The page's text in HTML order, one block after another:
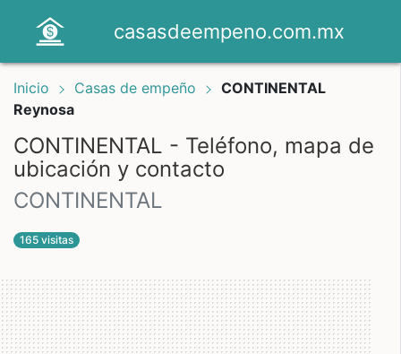
casasdeempeno.com.mx
Inicio Casas de empeño
CONTINENTAL
Reynosa
CONTINENTAL - Teléfono, mapa de
ubicación y contacto
CONTINENTAL
165 visitas